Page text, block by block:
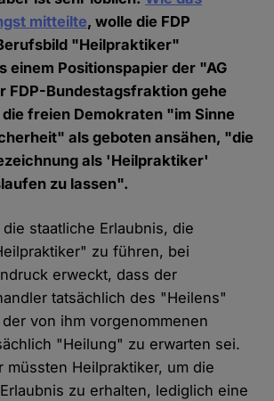
mitteilte, wolle die FDP
"Heilpraktiker"
einem Positionspapier der "AG
FDP-Bundestagsfraktion gehe
freien Demokraten "im Sinne
als geboten ansähen, "die
als 'Heilpraktiker'
zu lassen".
staatliche Erlaubnis, die
zu führen, bei
erweckt, dass der
tatsächlich des "Heilens"
von ihm vorgenommenen
"Heilung" zu erwarten sei.
müssten Heilpraktiker, um die
zu erhalten, lediglich eine